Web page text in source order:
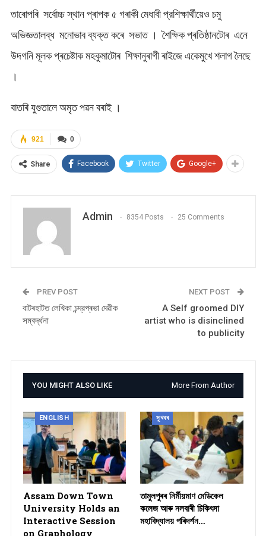
তাৰোপৰি সৰ্বোচ্চ স্থান প্ৰাপক ৫ গৰাকী মেধাবী প্রশিক্ষাৰ্থীয়েও চমু
অভিজ্ঞতালব্ধ মনোভাব ব্যক্ত কৰে সভাত । শৈক্ষিক প্ৰতিষ্ঠানটোৰ এনে
উদগনি মূলক প্ৰচেষ্টাক মহকুমাটোৰ শিক্ষানুৰাগী ৰাইজে একেমুখে শলাগ লৈছে
।
বাতৰি যুগুতালে অমৃত পৱন বৰাই ।
0
921
Share Facebook Twitter Google+
Admin 8354 Posts 25 Comments
PREV POST
বাটৰহাটত লেখিকা চন্দ্রপ্ৰভা দেৱীক
সম্বৰ্দ্ধনা
NEXT POST
A Self groomed DIY
artist who is disinclined
to publicity
YOU MIGHT ALSO LIKE More From Author
ENGLISH
Assam Down Town
University Holds an
Interactive Session
on Graphology
সুখবৰ
তামুলপুৰৰ নিৰ্মীয়মাণ মেডিকেল
কলেজ আৰু নলবাৰী চিকিৎসা
মহাবিদ্যালয় পৰিদৰ্শন…